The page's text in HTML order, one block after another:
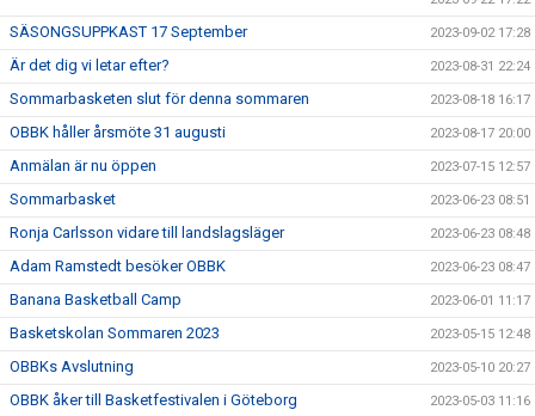
SÄSONGSUPPKAST 17 September 2023-09-02 17:28
Är det dig vi letar efter? 2023-08-31 22:24
Sommarbasketen slut för denna sommaren 2023-08-18 16:17
OBBK håller årsmöte 31 augusti 2023-08-17 20:00
Anmälan är nu öppen 2023-07-15 12:57
Sommarbasket 2023-06-23 08:51
Ronja Carlsson vidare till landslagsläger 2023-06-23 08:48
Adam Ramstedt besöker OBBK 2023-06-23 08:47
Banana Basketball Camp 2023-06-01 11:17
Basketskolan Sommaren 2023 2023-05-15 12:48
OBBKs Avslutning 2023-05-10 20:27
OBBK åker till Basketfestivalen i Göteborg 2023-05-03 11:16